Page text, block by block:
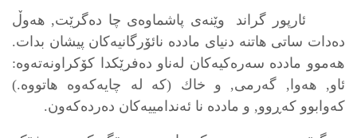
ئارپور گراند وێنەی پاشماوەی چا دەگرێت, هەوڵ
دەدات ساتی هاتنە دنیای ماددە نائۆرگانیەكان پیشان بدات.
هەموو ماددە سەرەكیەكان لەناو دەفرێكدا كۆكراونەتەوە:
ئاو, هەوا, گەرمی, و خاك (كە لە چایەكەوە هاتووە.)
كەوابوو كەڕوو, و ماددە نا ئەندامییەكان دەردەكەون.